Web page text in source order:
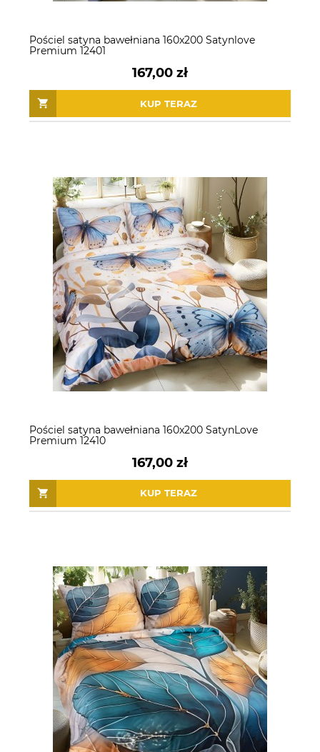
Pościel satyna bawełniana 160x200 Satynlove
Premium 12401
167,00 zł
KUP TERAZ
Pościel satyna bawełniana 160x200 SatynLove
Premium 12410
167,00 zł
KUP TERAZ